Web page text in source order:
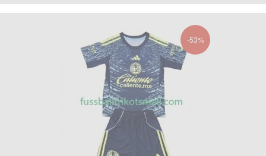
-53%